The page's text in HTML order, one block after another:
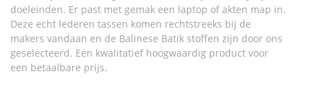
doeleinden. Er past met gemak een laptop of akten map in.
Deze echt lederen tassen komen rechtstreeks bij de
makers vandaan en de Balinese Batik stoffen zijn door ons
geselecteerd. Een kwalitatief hoogwaardig product voor
een betaalbare prijs.